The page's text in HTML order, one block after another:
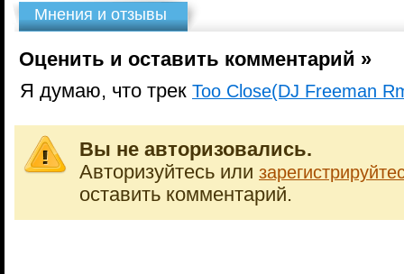
Мнения и отзывы
Оценить и оставить комментарий »
Я думаю, что трек Too Close(DJ Freeman
Вы не авторизовались.
Авторизуйтесь или
оставить комментарий.